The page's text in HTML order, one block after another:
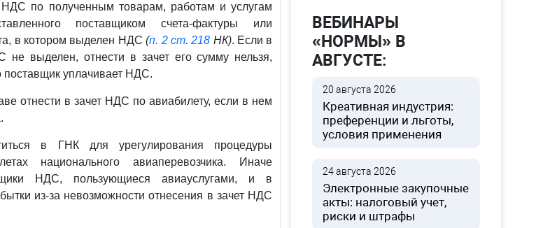
по полученным товарам, работам и услугам
поставщиком счета-фактуры или
в котором выделен НДС (п. 2 ст. 218 НК). Если в
не выделен, отнести в зачет его сумму нельзя,
уплачивает НДС.
отнести в зачет НДС по авиабилету, если в нем
в ГНК для урегулирования процедуры
национального авиаперевозчика. Иначе
НДС, пользующиеся авиауслугами, и в
из-за невозможности отнесения в зачет НДС
ВЕБИНАРЫ
«НОРМЫ» В
АВГУСТЕ:
20 августа 2026
Креативная индустрия:
преференции и льготы,
условия применения
24 августа 2026
Электронные закупочные
акты: налоговый учет,
риски и штрафы